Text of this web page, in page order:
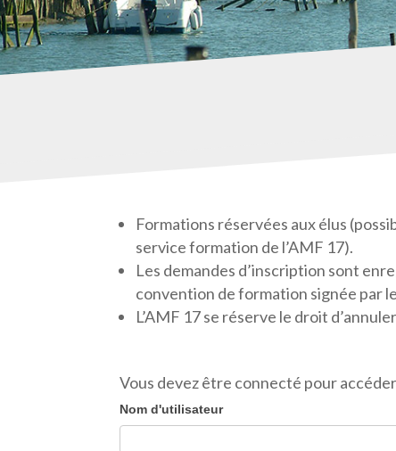
Formations réservées aux élus
service formation de l’AMF 17).
Les demandes d’inscription sont
convention de formation signée par
L’AMF 17 se réserve le droit
Vous devez être connecté pour
Nom d'utilisateur